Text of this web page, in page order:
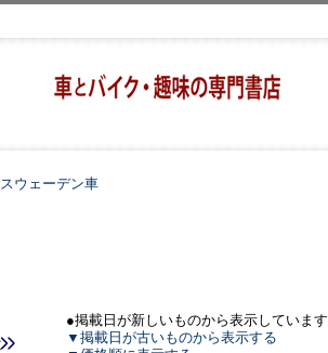
スウェーデン車
●掲載日が新しいものから表示しています
▼掲載日が古いものから表示する